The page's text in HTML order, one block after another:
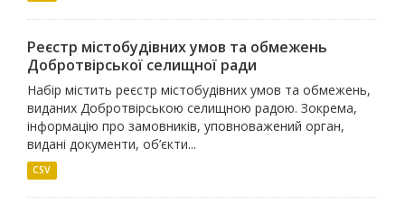
Реєстр містобудівних умов та обмежень
Добротвірської селищної ради
Набір містить реєстр містобудівних умов та обмежень,
виданих Добротвірською селищною радою. Зокрема,
інформацію про замовників, уповноважений орган,
видані документи, об’єкти...
CSV